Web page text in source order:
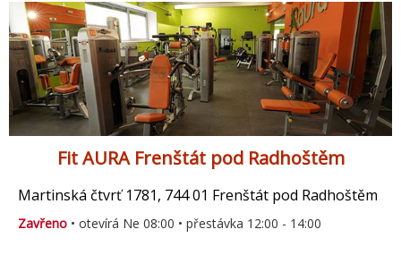
Fit AURA Frenštát pod Radhoštěm
Martinská čtvrť 1781, 744 01 Frenštát pod Radhoštěm
Zavřeno • otevírá Ne 08:00 • přestávka 12:00 - 14:00